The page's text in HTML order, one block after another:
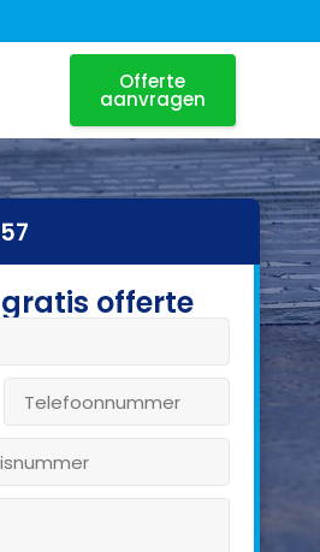
Offerte
aanvragen
offerte